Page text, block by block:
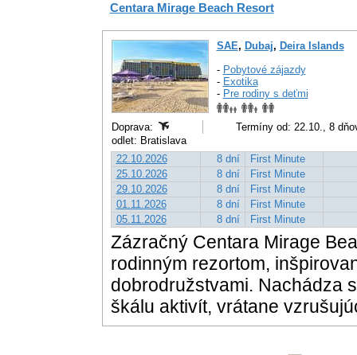
Centara Mirage Beach Resort
SAE, Dubaj, Deira Islands
- Pobytové zájazdy
- Exotika
- Pre rodiny s deťmi
Doprava:
Termíny od: 22.10., 8
odlet: Bratislava
22.10.2026
8 dní
First Minute
25.10.2026
8 dní
First Minute
29.10.2026
8 dní
First Minute
01.11.2026
8 dní
First Minute
05.11.2026
8 dní First Minute
Zázračný Centara Mirage
rodinným rezortom,
dobrodružstvami. Nachádza
škálu aktivít, vrátane